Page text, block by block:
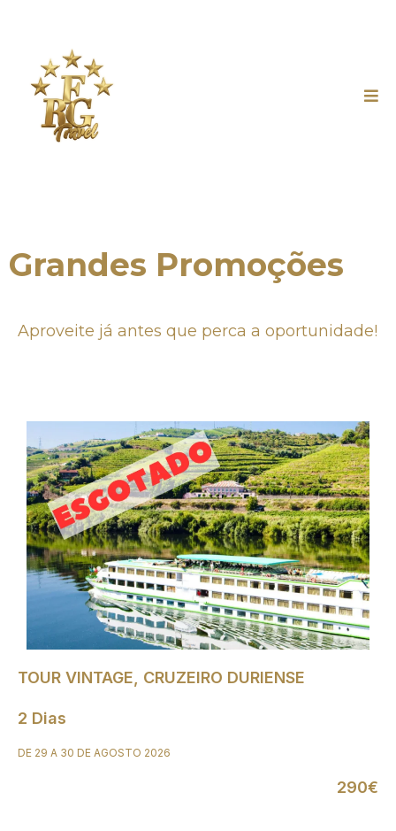
Grandes Promoções
Aproveite já antes que perca a oportunidade!
TOUR VINTAGE, CRUZEIRO DURIENSE
2 Dias
DE 29 A 30 DE AGOSTO 2026
290€